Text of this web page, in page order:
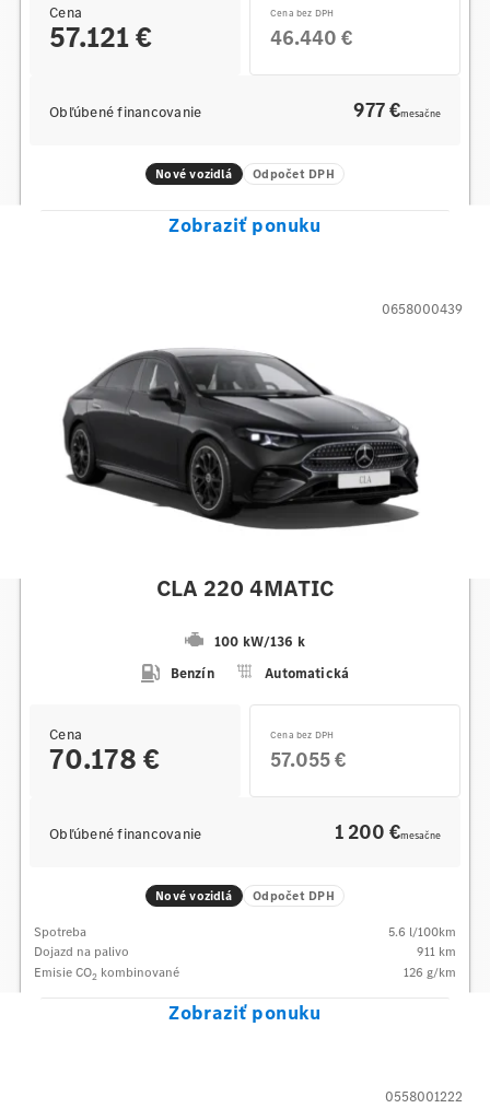
Cena
57.121 €
Cena bez DPH
46.440 €
Obľúbené financovanie 977 €mesačne
Nové vozidlá Odpočet DPH
Zobraziť ponuku
CLA 220 4MATIC
100 kW/136 k
Benzín
Automatická
0658000439
Cena
70.178 €
Cena bez DPH
57.055 €
Obľúbené financovanie 1 200 €mesačne
Nové vozidlá Odpočet DPH
Spotreba 5.6 l/100km
Dojazd na palivo
911 km
Emisie CO2 kombinované 126 g/km
Zobraziť ponuku
0558001222